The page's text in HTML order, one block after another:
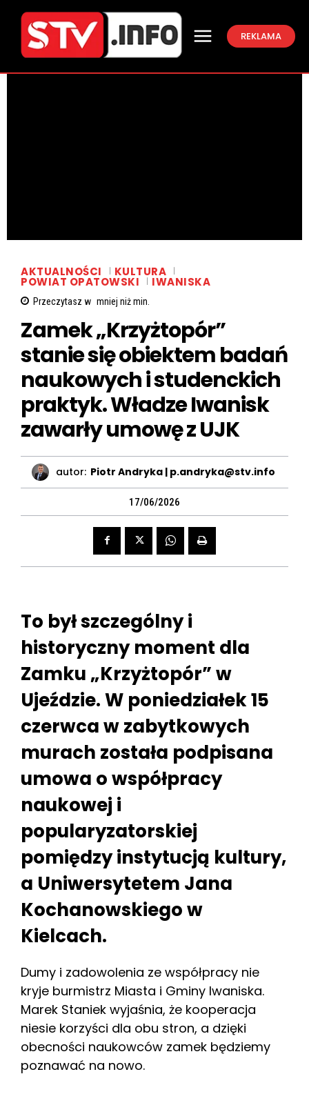
REKLAMA
AKTUALNOŚCI KULTURA
POWIAT OPATOWSKI IWANISKA
Przeczytasz w mniej niżmin.
Zamek „Krzyżtopór”
stanie się obiektem badań
naukowych i studenckich
praktyk. Władze Iwanisk
zawarły umowę z UJK
autor: Piotr Andryka | p.andryka@stv.info
17/06/2026
To był szczególny i
historyczny moment dla
Zamku „Krzyżtopór” w
Ujeździe. W poniedziałek 15
czerwca w zabytkowych
murach została podpisana
umowa o współpracy
naukowej i
popularyzatorskiej
pomiędzy instytucją kultury,
a Uniwersytetem Jana
Kochanowskiego w
Kielcach.
Dumy i zadowolenia ze współpracy nie
kryje burmistrz Miasta i Gminy Iwaniska.
Marek Staniek wyjaśnia, że kooperacja
niesie korzyści dla obu stron, a dzięki
obecności naukowców zamek będziemy
poznawać na nowo.